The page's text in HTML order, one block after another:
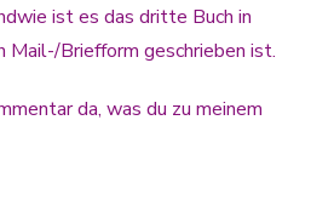
ist es das dritte Buch in
Mail-/Briefform geschrieben ist.
da, was du zu meinem